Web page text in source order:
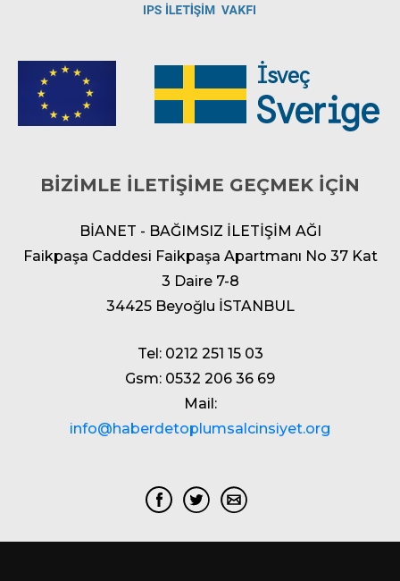
BİZİMLE İLETİŞİME GEÇMEK İÇİN
BİANET - BAĞIMSIZ İLETİŞİM AĞI
Faikpaşa Caddesi Faikpaşa Apartmanı No 37 Kat
3 Daire 7-8
34425 Beyoğlu İSTANBUL
Tel: 0212 251 15 03
Gsm: 0532 206 36 69
Mail:
info@haberdetoplumsalcinsiyet.org